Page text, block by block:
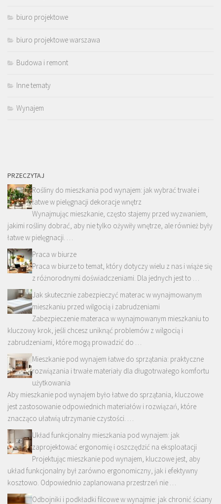
biuro projektowe
biuro projektowe warszawa
Budowa i remont
Inne tematy
Wynajem
PRZECZYTAJ
Rośliny do mieszkania pod wynajem: jak wybrać trwałe i
łatwe w pielęgnacji dekoracje wnętrz
Wynajmując mieszkanie, często stajemy przed wyzwaniem,
jakimi rośliny dobrać, aby nie tylko ożywiły wnętrze, ale również były
łatwe w pielęgnacji. …
Praca w biurze
Praca w biurze to temat, który dotyczy wielu z nas i wiąże się
z różnorodnymi doświadczeniami. Dla jednych jest to …
Jak skutecznie zabezpieczyć materac w wynajmowanym
mieszkaniu przed wilgocią i zabrudzeniami
Zabezpieczenie materaca w wynajmowanym mieszkaniu to
kluczowy krok, jeśli chcesz uniknąć problemów z wilgocią i
zabrudzeniami, które mogą prowadzić do …
Mieszkanie pod wynajem łatwe do sprzątania: praktyczne
rozwiązania i trwałe materiały dla długotrwałego komfortu
użytkowania
Aby mieszkanie pod wynajem było łatwe do sprzątania, kluczowe
jest zastosowanie odpowiednich materiałów i rozwiązań, które
znacząco ułatwią utrzymanie czystości. …
Układ funkcjonalny mieszkania pod wynajem: jak
zaprojektować ergonomię i oszczędzić na eksploatacji
Projektując mieszkanie pod wynajem, kluczowe jest, aby
układ funkcjonalny był zarówno ergonomiczny, jak i efektywny
kosztowo. Odpowiednio zaplanowana przestrzeń nie …
Odbojniki i podkładki filcowe w wynajmie: jak chronić ściany